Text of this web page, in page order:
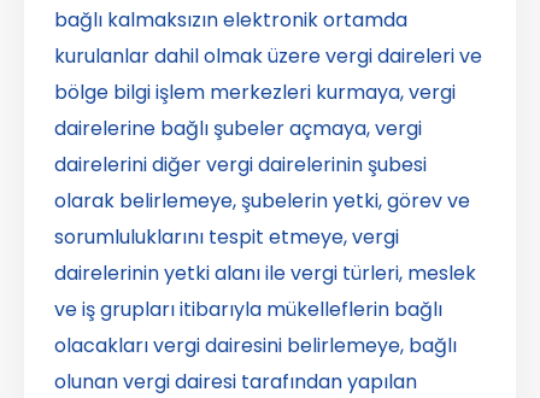
bağlı kalmaksızın elektronik ortamda
kurulanlar dahil olmak üzere vergi daireleri ve
bölge bilgi işlem merkezleri kurmaya, vergi
dairelerine bağlı şubeler açmaya, vergi
dairelerini diğer vergi dairelerinin şubesi
olarak belirlemeye, şubelerin yetki, görev ve
sorumluluklarını tespit etmeye, vergi
dairelerinin yetki alanı ile vergi türleri, meslek
ve iş grupları itibarıyla mükelleflerin bağlı
olacakları vergi dairesini belirlemeye, bağlı
olunan vergi dairesi tarafından yapılan